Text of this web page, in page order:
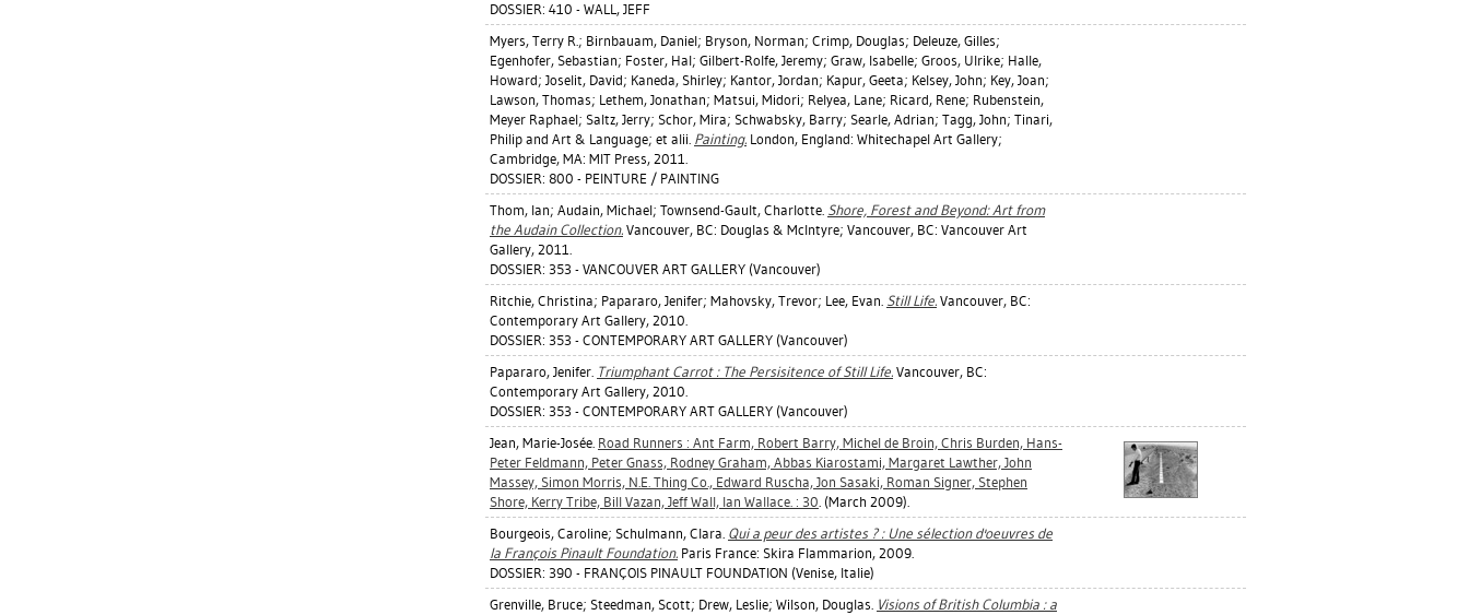
DOSSIER: 410 - WALL, JEFF
Myers, Terry R.; Birnbauam, Daniel; Bryson, Norman; Crimp, Douglas; Deleuze, Gilles;
Egenhofer, Sebastian; Foster, Hal; Gilbert-Rolfe, Jeremy; Graw, Isabelle; Groos, Ulrike; Halle,
Howard; Joselit, David; Kaneda, Shirley; Kantor, Jordan; Kapur, Geeta; Kelsey, John; Key, Joan;
Lawson, Thomas; Lethem, Jonathan; Matsui, Midori; Relyea, Lane; Ricard, Rene; Rubenstein,
Meyer Raphael; Saltz, Jerry; Schor, Mira; Schwabsky, Barry; Searle, Adrian; Tagg, John; Tinari,
Philip and Art & Language; et alii. Painting. London, England: Whitechapel Art Gallery;
Cambridge, MA: MIT Press, 2011.
DOSSIER: 800 - PEINTURE / PAINTING
Thom, Ian; Audain, Michael; Townsend-Gault, Charlotte. Shore, Forest and Beyond: Art from
the Audain Collection. Vancouver, BC: Douglas & McIntyre; Vancouver, BC: Vancouver Art
Gallery, 2011.
DOSSIER: 353 - VANCOUVER ART GALLERY (Vancouver)
Ritchie, Christina; Papararo, Jenifer; Mahovsky, Trevor; Lee, Evan. Still Life. Vancouver, BC:
Contemporary Art Gallery, 2010.
DOSSIER: 353 - CONTEMPORARY ART GALLERY (Vancouver)
Papararo, Jenifer. Triumphant Carrot : The Persisitence of Still Life. Vancouver, BC:
Contemporary Art Gallery, 2010.
DOSSIER: 353 - CONTEMPORARY ART GALLERY (Vancouver)
Jean, Marie-Josée. Road Runners : Ant Farm, Robert Barry, Michel de Broin, Chris Burden, Hans-
Peter Feldmann, Peter Gnass, Rodney Graham, Abbas Kiarostami, Margaret Lawther, John
Massey, Simon Morris, N.E. Thing Co., Edward Ruscha, Jon Sasaki, Roman Signer, Stephen
Shore, Kerry Tribe, Bill Vazan, Jeff Wall, Ian Wallace. : 30. (March 2009).
Bourgeois, Caroline; Schulmann, Clara. Qui a peur des artistes ? : Une sélection d'oeuvres de
la François Pinault Foundation. Paris France: Skira Flammarion, 2009.
DOSSIER: 390 - FRANÇOIS PINAULT FOUNDATION (Venise, Italie)
Grenville, Bruce; Steedman, Scott; Drew, Leslie; Wilson, Douglas. Visions of British Columbia : a